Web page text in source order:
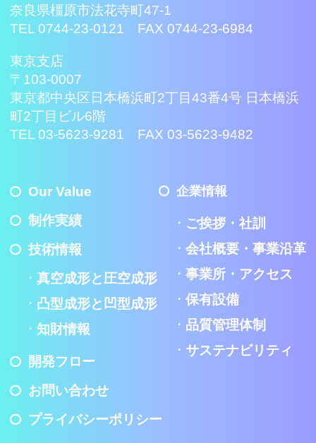
奈良県橿原市法花寺町47-1
TEL 0744-23-0121 FAX 0744-23-6984
東京支店
〒103-0007
東京都中央区日本橋浜町2丁目43番4号 日本橋浜
町2丁目ビル6階
TEL 03-5623-9281 FAX 03-5623-9482
Our Value
制作実績
技術情報
真空成形と圧空成形
凸型成形と凹型成形
知財情報
開発フロー
企業情報
ご挨拶・社訓
会社概要・事業沿革
事業所・アクセス
保有設備
品質管理体制
サステナビリティ
お問い合わせ
プライバシーポリシー